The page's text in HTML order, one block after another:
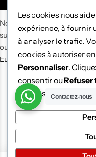
Les cookies nous
expérience, à fournir
à analyser le trafic.
cookies à autoriser
Personnaliser.
consentir ouRefuser
cookies non essentiels.
Contactez-nous
Nous avons remarqué que
suivant : Sénégal. Nous
ouest-africain pour faciliter
Euro à la place. Ignorer